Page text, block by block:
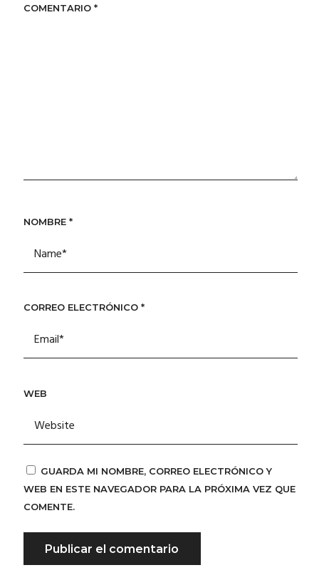
COMENTARIO *
NOMBRE *
CORREO ELECTRÓNICO *
WEB
GUARDA MI NOMBRE, CORREO ELECTRÓNICO Y
WEB EN ESTE NAVEGADOR PARA LA PRÓXIMA VEZ QUE
COMENTE.